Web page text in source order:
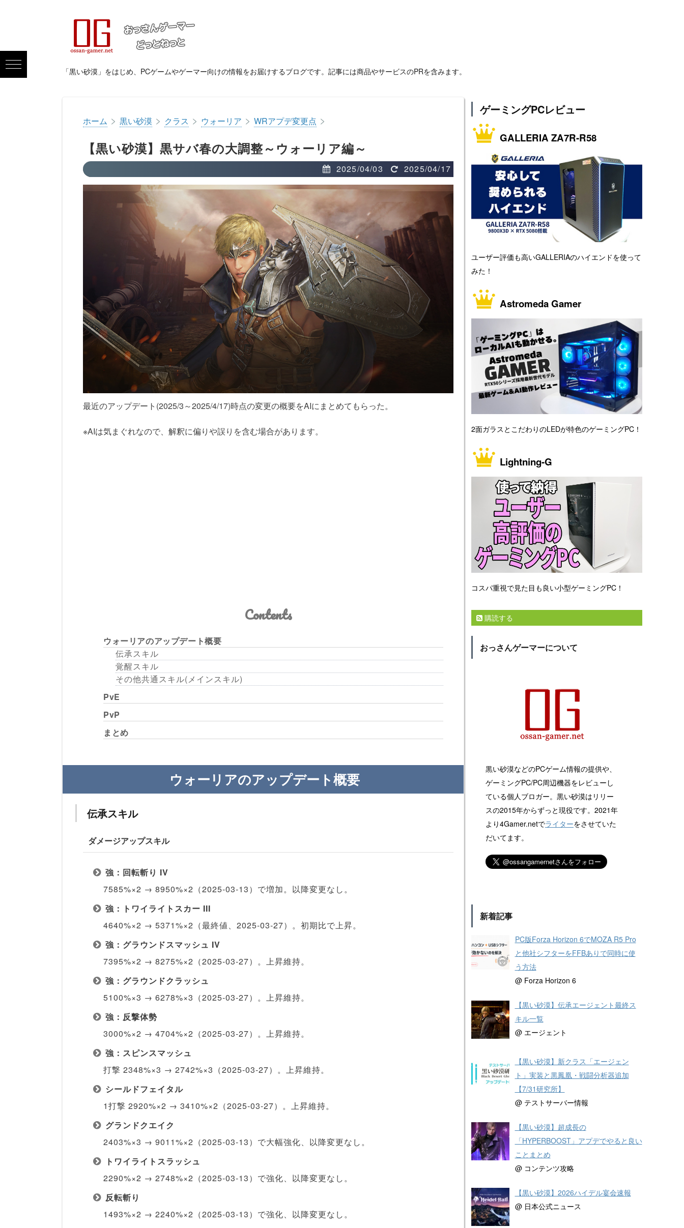
「黒い砂漠」をはじめ、PCゲームやゲーマー向けの情報をお届けするブログです。記事には商品やサービスのPRを含みます。
ホーム > 黒い砂漠 > クラス > ウォーリア > WRアプデ変更点 >
【黒い砂漠】黒サバ春の大調整～ウォーリア編～
2025/04/03 2025/04/17
最近のアップデート(2025/3～2025/4/17)時点の変更の概要をAIにまとめてもらった。
※AIは気まぐれなので、解釈に偏りや誤りを含む場合があります。
Contents
ウォーリアのアップデート概要
伝承スキル
覚醒スキル
その他共通スキル(メインスキル)
PvE
PvP
まとめ
ウォーリアのアップデート概要
伝承スキル
ダメージアップスキル
強：回転斬り IV
7585%×2 → 8950%×2（2025‑03‑13）で増加。以降変更なし。
強：トワイライトスカー III
4640%×2 → 5371%×2（最終値、2025‑03‑27）。初期比で上昇。
強：グラウンドスマッシュ IV
7395%×2 → 8275%×2（2025‑03‑27）。上昇維持。
強：グラウンドクラッシュ
5100%×3 → 6278%×3（2025‑03‑27）。上昇維持。
強：反撃体勢
3000%×2 → 4704%×2（2025‑03‑27）。上昇維持。
強：スピンスマッシュ
打撃 2348%×3 → 2742%×3（2025‑03‑27）。上昇維持。
シールドフェイタル
1打撃 2920%×2 → 3410%×2（2025‑03‑27）。上昇維持。
グランドクエイク
2403%×3 → 9011%×2（2025‑03‑13）で大幅強化、以降変更なし。
トワイライトスラッシュ
2290%×2 → 2748%×2（2025‑03‑13）で強化、以降変更なし。
反転斬り
1493%×2 → 2240%×2（2025‑03‑13）で強化、以降変更なし。
ゲーミングPCレビュー
GALLERIA ZA7R-R58
ユーザー評価も高いGALLERIAのハイエンドを使って
みた！
Astromeda Gamer
2面ガラスとこだわりのLEDが特色のゲーミングPC！
Lightning-G
コスパ重視で見た目も良い小型ゲーミングPC！
購読する
おっさんゲーマーについて
黒い砂漠などのPCゲーム情報の提供や、
ゲーミングPC/PC周辺機器をレビューし
ている個人ブロガー。黒い砂漠はリリー
スの2015年からずっと現役です。2021年
より4Gamer.netでライターをさせていた
だいてます。
新着記事
PC版Forza Horizon 6でMOZA R5 Pro
と他社シフターをFFBありで同時に使
う方法
@ Forza Horizon 6
【黒い砂漠】伝承エージェント最終ス
キル一覧
@ エージェント
【黒い砂漠】新クラス「エージェン
ト」実装と黒鳳凰・戦闘分析器追加
【7/31研究所】
@ テストサーバー情報
【黒い砂漠】超成長の
「HYPERBOOST」アプデでやると良い
ことまとめ
@ コンテンツ攻略
【黒い砂漠】2026ハイデル宴会速報
@ 日本公式ニュース